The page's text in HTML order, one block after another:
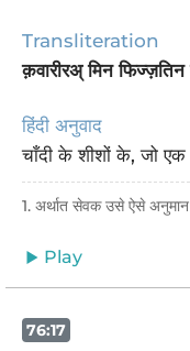
Transliteration
क़वारीरअ् मिन फिज्ज़तिन
हिंदी अनुवाद
चाँदी के शीशों के, जो
1. अर्थात सेवक उसे ऐसे
Play
76:17